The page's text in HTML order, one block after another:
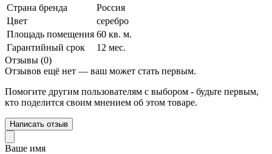
Страна бренда
Россия
Цвет
серебро
Площадь помещения 60 кв. м.
Гарантийный срок
12 мес.
Отзывы (0)
Отзывов ещё нет — ваш может стать первым.
Помогите другим пользователям с выбором - будьте первым,
кто поделится своим мнением об этом товаре.
Написать отзыв
Ваше имя